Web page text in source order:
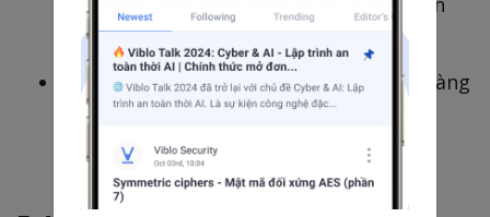
đến 1 năm).
Dynamic Content: Trang cá nhân, giỏ hàng
– thường không cache hoặc có TTL rất
ngắn.